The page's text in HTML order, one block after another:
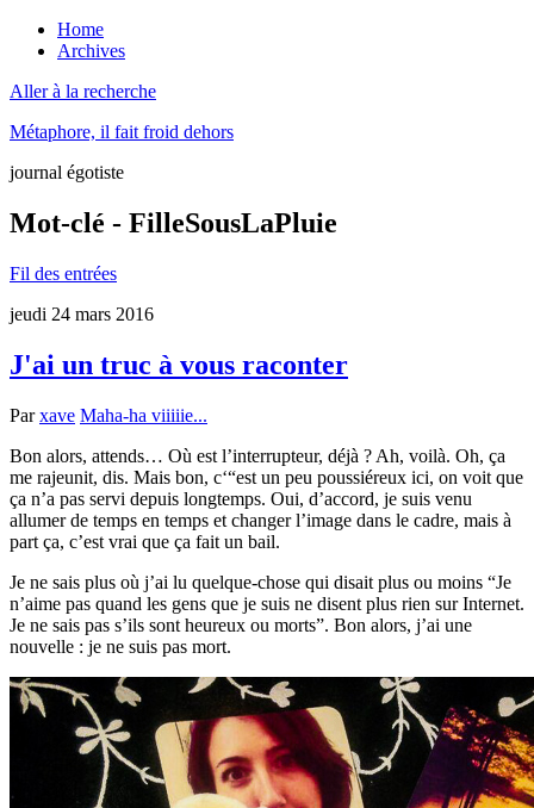
Home
Archives
Aller à la recherche
Métaphore, il fait froid dehors
journal égotiste
Mot-clé - FilleSousLaPluie
Fil des entrées
jeudi 24 mars 2016
J'ai un truc à vous raconter
Parxave Maha-ha viiiiie...
Bon alors, attends… Où est l’interrupteur, déjà ? Ah, voilà. Oh, ça
me rajeunit, dis. Mais bon, c‘“est un peu poussiéreux ici, on voit que
ça n’a pas servi depuis longtemps. Oui, d’accord, je suis venu
allumer de temps en temps et changer l’image dans le cadre, mais à
part ça, c’est vrai que ça fait un bail.
Je ne sais plus où j’ai lu quelque-chose qui disait plus ou moins “Je
n’aime pas quand les gens que je suis ne disent plus rien sur Internet.
Je ne sais pas s’ils sont heureux ou morts”. Bon alors, j’ai une
nouvelle : je ne suis pas mort.